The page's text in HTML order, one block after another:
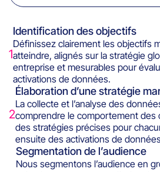
1
Identification des objectifs
Définissez clairement les objectifs
atteindre, alignés sur la stratégie
entreprise et mesurables pour
activations de données.
2
Élaboration d’une stratégie
La collecte et l’analyse des
comprendre le comportement des
des stratégies précises pour
ensuite des activations de
Segmentation de l’audience
Nous segmentons l’audience en